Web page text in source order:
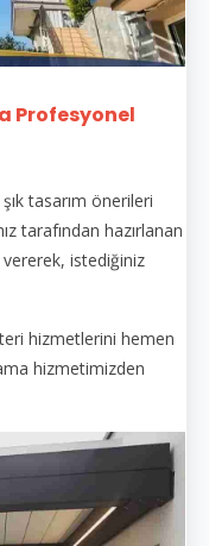
Profesyonel
tasarım önerileri
tarafından hazırlanan
istediğiniz
hizmetlerini hemen
hizmetimizden